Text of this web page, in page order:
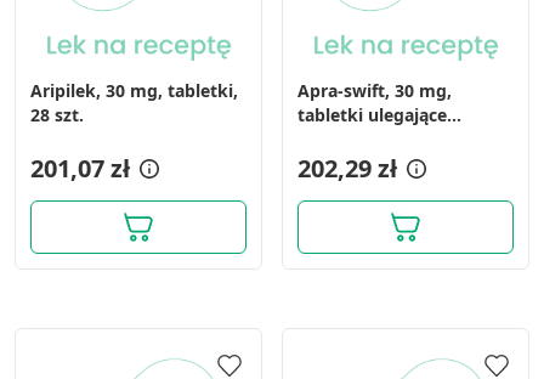
Aripilek, 30 mg, tabletki,
28 szt.
201,07 zł
Apra-swift, 30 mg,
tabletki ulegające
ustnej, 28 szt.
202,29 zł